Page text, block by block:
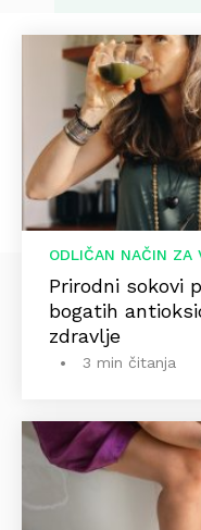
ODLIČAN NAČIN ZA
Prirodni sokovi
bogatih
zdravlje
3 min čitanja